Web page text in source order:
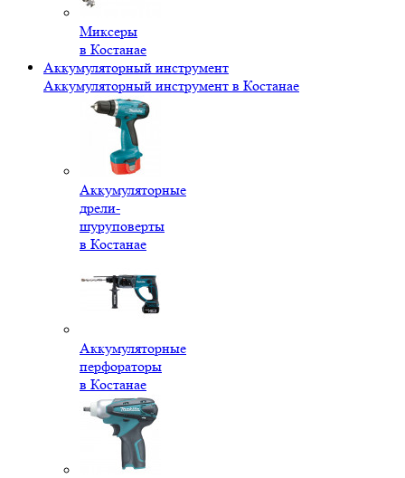
Миксеры
в Костанае
Аккумуляторный инструмент
Аккумуляторный инструмент в Костанае
Аккумуляторные
дрели-
шуруповерты
в Костанае
Аккумуляторные
перфораторы
в Костанае